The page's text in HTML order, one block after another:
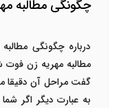
چگونگی مطالبه
درباره چگونگی
مطالبه مهریه زن فوت
گفت مراحل آن دقیقا
به عبارت دیگر اگر